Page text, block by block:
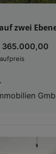
zwei
365.000,00